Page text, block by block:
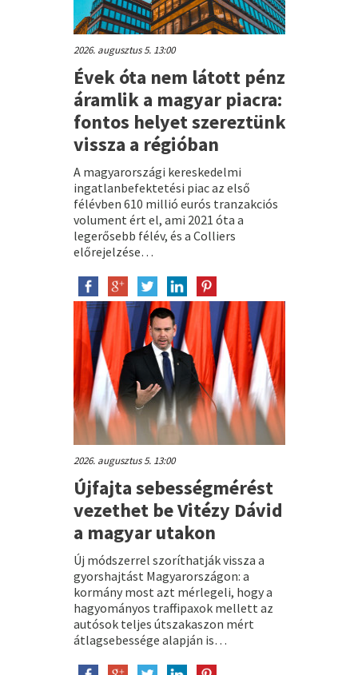
2026. augusztus 5. 13:00
Évek óta nem látott pénz
áramlik a magyar piacra:
fontos helyet szereztünk
vissza a régióban
A magyarországi kereskedelmi
ingatlanbefektetési piac az első
félévben 610 millió eurós tranzakciós
volument ért el, ami 2021 óta a
legerősebb félév, és a Colliers
előrejelzése…
2026. augusztus 5. 13:00
Újfajta sebességmérést
vezethet be Vitézy Dávid
a magyar utakon
Új módszerrel szoríthatják vissza a
gyorshajtást Magyarországon: a
kormány most azt mérlegeli, hogy a
hagyományos traffipaxok mellett az
autósok teljes útszakaszon mért
átlagsebessége alapján is…